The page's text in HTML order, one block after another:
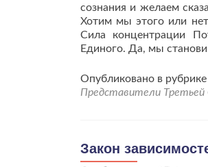
сознания и желаем
Хотим мы этого или
Сила концентрации
Единого. Да, мы
Опубликовано в рубрике
Представители Третьей
Закон